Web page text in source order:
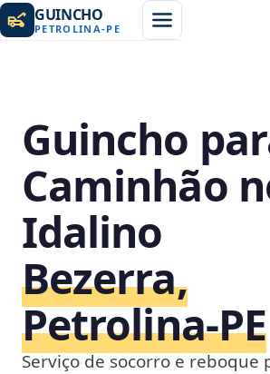
GUINCHO
PETROLINA-PE
Guincho
Caminhão
Idalino
Bezerra,
Petrolina‑PE
Serviço de socorro e reboque